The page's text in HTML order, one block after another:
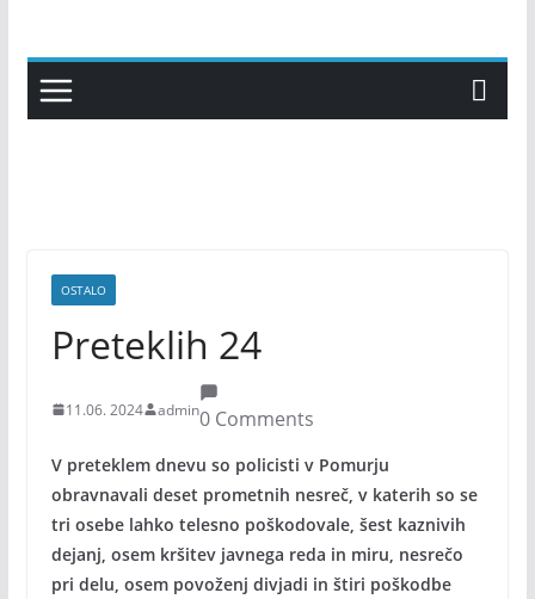
content
OSTALO
Preteklih 24
11.06. 2024 admin0 Comments
V preteklem dnevu so policisti v Pomurju
obravnavali deset prometnih nesreč, v katerih so se
tri osebe lahko telesno poškodovale, šest kaznivih
dejanj, osem kršitev javnega reda in miru, nesrečo
pri delu, osem povoženj divjadi in štiri poškodbe